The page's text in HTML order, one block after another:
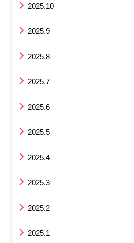
2025.10
2025.9
2025.8
2025.7
2025.6
2025.5
2025.4
2025.3
2025.2
2025.1